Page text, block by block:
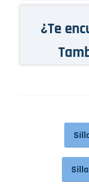
¿Te